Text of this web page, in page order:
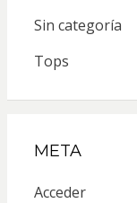
Sin categoría
Tops
META
Acceder